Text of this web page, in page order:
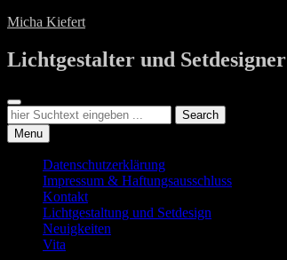
Skip
content
Micha Kiefert
Lichtgestalter und Setdesigner
Search
Search
for:
Search
Menu
Datenschutzerklärung
Impressum & Haftungsausschluss
Kontakt
Lichtgestaltung und Setdesign
Neuigkeiten
Vita